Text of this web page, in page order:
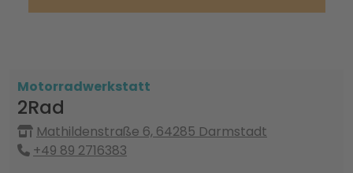
Motorradwerkstatt
2Rad
Mathildenstraße 6, 64285 Darmstadt
+49 89 2716383